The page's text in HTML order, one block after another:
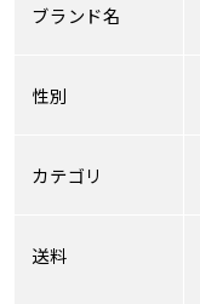
ブランド名
性別
カテゴリ
送料